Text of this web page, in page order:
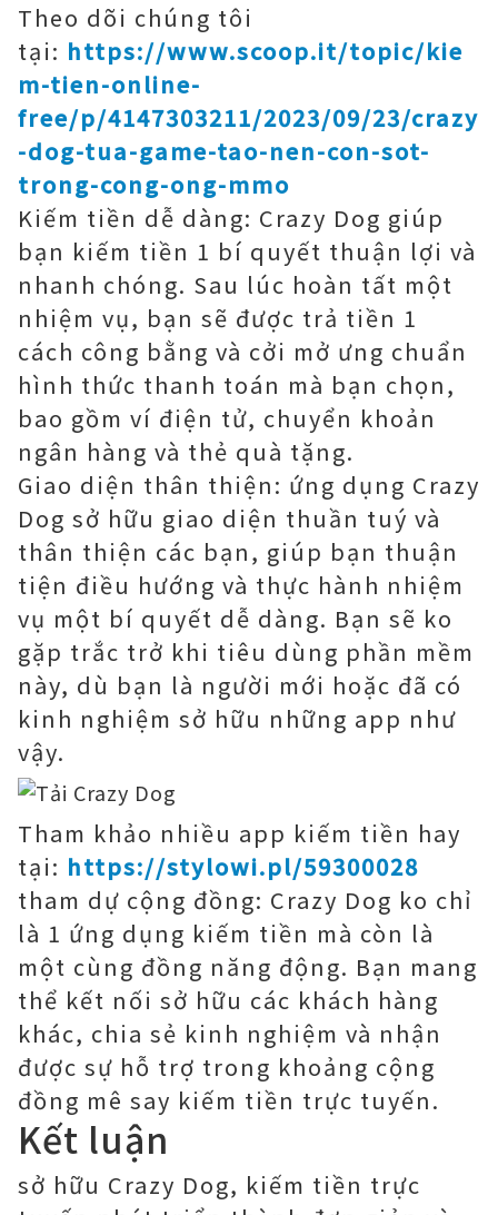
Theo dõi chúng tôi
tại: https://www.scoop.it/topic/kie
m-tien-online-
free/p/4147303211/2023/09/23/crazy
-dog-tua-game-tao-nen-con-sot-
trong-cong-ong-mmo
Kiếm tiền dễ dàng: Crazy Dog giúp
bạn kiếm tiền 1 bí quyết thuận lợi và
nhanh chóng. Sau lúc hoàn tất một
nhiệm vụ, bạn sẽ được trả tiền 1
cách công bằng và cởi mở ưng chuẩn
hình thức thanh toán mà bạn chọn,
bao gồm ví điện tử, chuyển khoản
ngân hàng và thẻ quà tặng.
Giao diện thân thiện: ứng dụng Crazy
Dog sở hữu giao diện thuần tuý và
thân thiện các bạn, giúp bạn thuận
tiện điều hướng và thực hành nhiệm
vụ một bí quyết dễ dàng. Bạn sẽ ko
gặp trắc trở khi tiêu dùng phần mềm
này, dù bạn là người mới hoặc đã có
kinh nghiệm sở hữu những app như
vậy.
Tham khảo nhiều app kiếm tiền hay
tại: https://stylowi.pl/59300028
tham dự cộng đồng: Crazy Dog ko chỉ
là 1 ứng dụng kiếm tiền mà còn là
một cùng đồng năng động. Bạn mang
thể kết nối sở hữu các khách hàng
khác, chia sẻ kinh nghiệm và nhận
được sự hỗ trợ trong khoảng cộng
đồng mê say kiếm tiền trực tuyến.
Kết luận
sở hữu Crazy Dog, kiếm tiền trực